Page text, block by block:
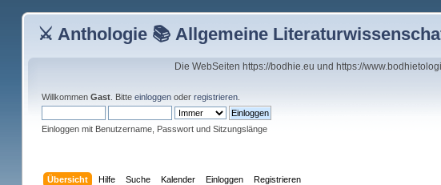
⚔ Anthologie 📚 Allgemeine
Die WebSeiten https://bodhie.eu und https://
Willkommen Gast. Bitte einloggenoder registrieren.
Einloggen mit Benutzername, Passwort und Sitzungslänge
Übersicht Hilfe Suche Kalender Einloggen Registrieren